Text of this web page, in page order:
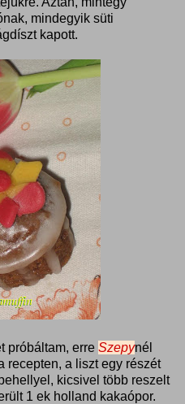
mindegyik süti
kapott.
próbáltam, erre Szepynél
recepten, a liszt egy részét
kicsivel több reszelt
1 ek holland kakaópor.